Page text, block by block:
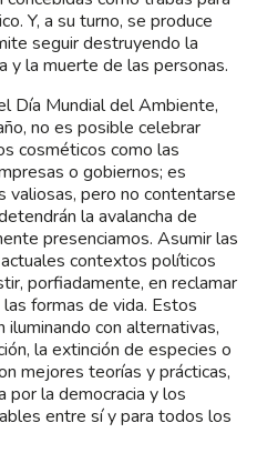
Y, a su turno, se produce
seguir destruyendo la
y la muerte de las personas.
Día Mundial del Ambiente,
no es posible celebrar
cosméticos como las
o gobiernos; es
valiosas, pero no contentarse
la avalancha de
presenciamos. Asumir las
contextos políticos
porfiadamente, en reclamar
formas de vida. Estos
con alternativas,
la extinción de especies o
mejores teorías y prácticas,
por la democracia y los
entre sí y para todos los